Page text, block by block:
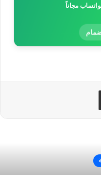
مجاناً